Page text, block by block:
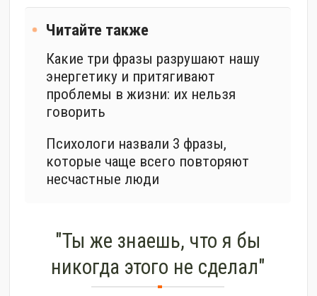
Читайте также
Какие три фразы разрушают нашу
энергетику и притягивают
проблемы в жизни: их нельзя
говорить
Психологи назвали 3 фразы,
которые чаще всего повторяют
несчастные люди
"Ты же знаешь, что я бы
никогда этого не сделал"